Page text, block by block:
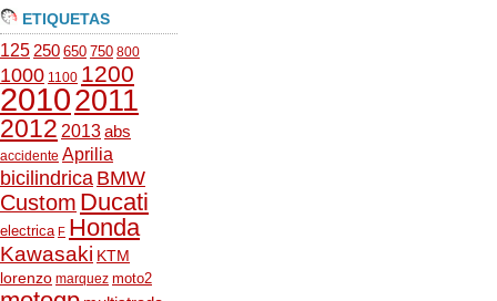
ETIQUETAS
125 250 650 750 800
1000 1100 1200
20102011
2012 2013abs
accidente Aprilia
bicilindrica BMW
Custom Ducati
electrica F Honda
Kawasaki KTM
lorenzo marquez moto2